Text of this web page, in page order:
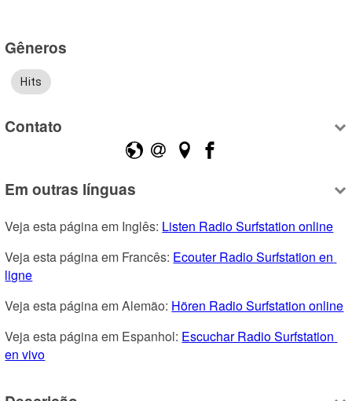
Gêneros
Hits
Contato
Em outras línguas
Veja esta página em Inglês: Listen Radio Surfstation online
Veja esta página em Francês: Ecouter Radio Surfstation en
ligne
Veja esta página em Alemão: Hören Radio Surfstation online
Veja esta página em Espanhol: Escuchar Radio Surfstation
en vivo